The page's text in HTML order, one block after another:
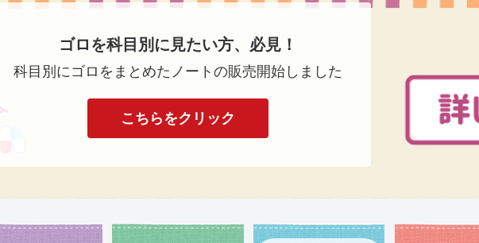
ゴロを科目別に見たい方、必見！
科目別にゴロをまとめたノートの販売開始しました
こちらをクリック